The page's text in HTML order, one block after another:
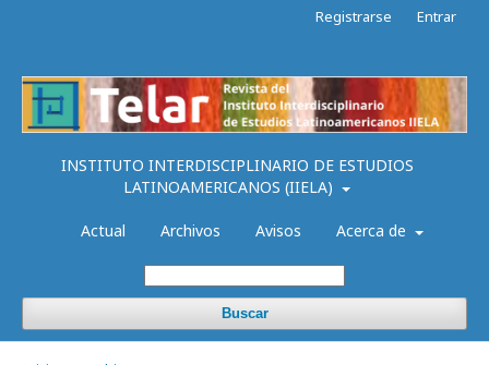
INSTITUTO INTERDISCIPLINARIO DE ESTUDIOS
LATINOAMERICANOS (IIELA)
Actual Archivos Avisos Acerca de
Buscar
Registrarse Entrar